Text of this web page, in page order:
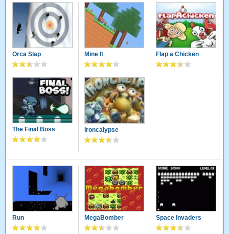
Orca Slap Mine It Flap a Chicken
The Final Boss Ironcalypse
Run MegaBomber Space Invaders